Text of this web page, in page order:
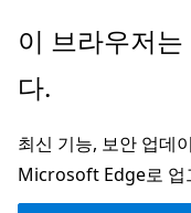
주
콘
츠
로
이 브라우저
다.
최신 기능, 보안 업데
Microsoft Edge로 업